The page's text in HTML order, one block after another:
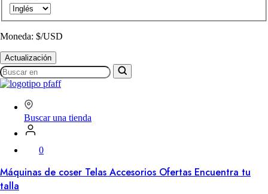
Moneda: $/USD
Actualización
Buscar
en
SVP
Worldwide
Buscar una tienda
0
Máquinas de coser Telas Accesorios Ofertas Encuentra tu
talla